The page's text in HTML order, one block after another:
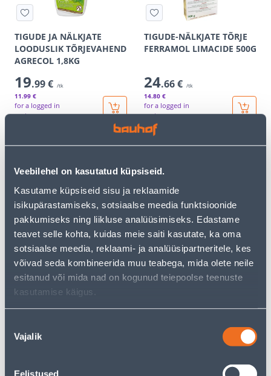
Veebilehel on kasutatud küpsiseid.
Kasutame küpsiseid sisu ja reklaamide
isikupärastamiseks, sotsiaalse meedia funktsioonide
pakkumiseks ning liikluse analüüsimiseks. Edastame
teavet selle kohta, kuidas meie saiti kasutate, ka oma
sotsiaalse meedia, reklaami- ja analüüsipartneritele, kes
võivad seda kombineerida muu teabega, mida olete neile
esitanud või mida nad on kogunud teiepoolse teenuste
kasutamise käigus.
valik
Vajalik
Eelistused
TIGUDE JA NÄLKJATE
LOODUSLIK TÕRJEVAHEND
AGRECOL 1,8KG
19.99 € /tk
11.99 €
for a logged in
customer
TIGUDE-NÄLKJATE TÕRJE
FERRAMOL LIMACIDE 500G
24.66 € /tk
14.80 €
for a logged in
customer
TIGUDE TÕRJEGRAANULID
BALTIC AGRO IRONMAX
PRO 1KG
.99 €
11.99 €
.99 €
4